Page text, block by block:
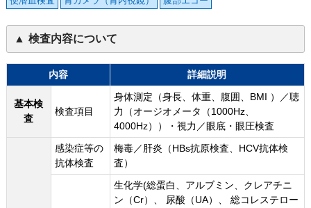
検査内容について
内容 詳細説明
基本検
査
検査項目
身体測定（身長、体重、腹囲、BMI ）／聴
力（オージオメータ（1000Hz、
4000Hz））・視力／眼底・眼圧検査
感染症等の
抗体検査
梅毒／肝炎（HBs抗原検査、HCV抗体検
査）
生化学(総蛋白、アルブミン、クレアチニ
ン（Cr）、 尿酸（UA）、 総コレステロー